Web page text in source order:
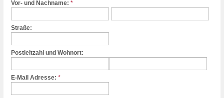
Vor- und Nachname: *
Straße:
Postleitzahl und Wohnort:
E-Mail Adresse: *